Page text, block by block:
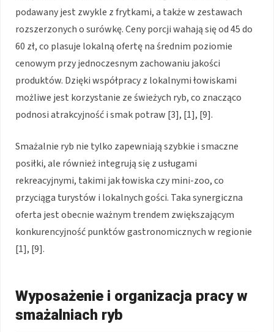
podawany jest zwykle z frytkami, a także w zestawach
rozszerzonych o surówkę. Ceny porcji wahają się od 45 do
60 zł, co plasuje lokalną ofertę na średnim poziomie
cenowym przy jednoczesnym zachowaniu jakości
produktów. Dzięki współpracy z lokalnymi łowiskami
możliwe jest korzystanie ze świeżych ryb, co znacząco
podnosi atrakcyjność i smak potraw [3], [1], [9].
Smażalnie ryb nie tylko zapewniają szybkie i smaczne
posiłki, ale również integrują się z usługami
rekreacyjnymi, takimi jak łowiska czy mini-zoo, co
przyciąga turystów i lokalnych gości. Taka synergiczna
oferta jest obecnie ważnym trendem zwiększającym
konkurencyjność punktów gastronomicznych w regionie
[1], [9].
Wyposażenie i organizacja pracy w
smażalniach ryb